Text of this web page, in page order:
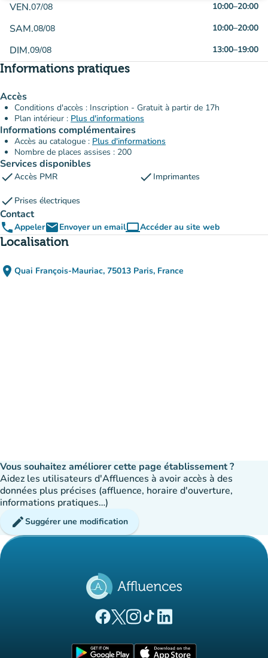
VEN.07/08 10:00–20:00
SAM.08/08 10:00–20:00
DIM.09/08 13:00–19:00
Informations pratiques
Accès
Conditions d'accès : Inscription - Gratuit à partir de 17h
Plan intérieur : Plus d'informations
Informations complémentaires
Accès au catalogue : Plus d'informations
Nombre de places assises : 200
Services disponibles
checkAccès PMR check Imprimantes
check Prises électriques
Contact
phoneAppeleremailEnvoyer un emailcomputerAccéder au site web
(nouvel onglet)
Localisation
place Quai François-Mauriac, 75013 Paris, France
(ouvrir dans Google Maps)
(nouvel onglet)
Vous souhaitez améliorer cette page établissement ?
Aidez les utilisateurs d'Affluences à avoir accès à des
données plus précises (affluence, horaire d'ouverture,
informations pratiques…)
editSuggérer une modification
(nouvel onglet)
(nouvel onglet)
(nouvel onglet)
(nouvel onglet)
(nouvel onglet)